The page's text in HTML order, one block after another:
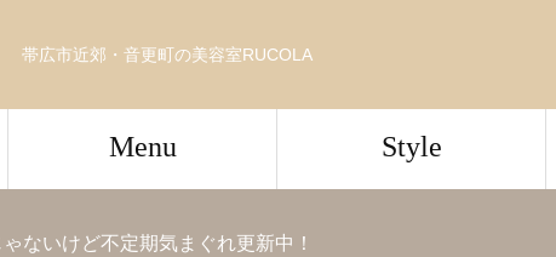
帯広市近郊・音更町の美容室RUCOLA
Menu Style
ゃないけど不定期気まぐれ更新中！